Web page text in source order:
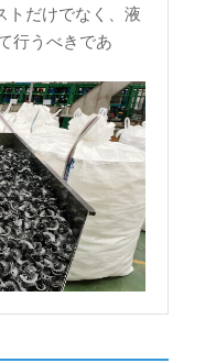
トだけでなく、液
行うべきであ